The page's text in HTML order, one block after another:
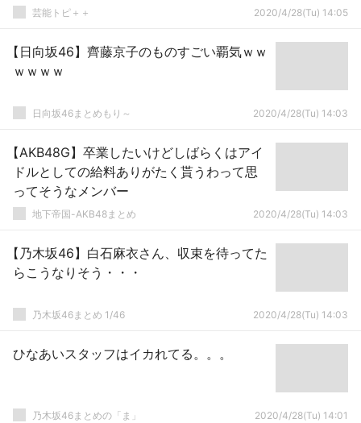
芸能トピ＋＋ 2020/4/28(Tu) 14:05
【日向坂46】齊藤京子のものすごい覇気ｗｗ
ｗｗｗｗ
日向坂46まとめもり～ 2020/4/28(Tu) 14:03
【AKB48G】卒業したいけどしばらくはアイ
ドルとしての給料ありがたく貰うわって思
ってそうなメンバー
地下帝国-AKB48まとめ 2020/4/28(Tu) 14:03
【乃木坂46】白石麻衣さん、収束を待ってた
らこうなりそう・・・
乃木坂46まとめ 1/46 2020/4/28(Tu) 14:03
ひなあいスタッフはイカれてる。。。
乃木坂46まとめの「ま」 2020/4/28(Tu) 14:01